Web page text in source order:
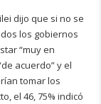
dijo que si no se
los gobiernos
“muy en
acuerdo” y el
tomar los
el 46, 75% indicó